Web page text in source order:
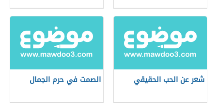
شعر عن الحب الحقيقي الصمت في حرم الجمال